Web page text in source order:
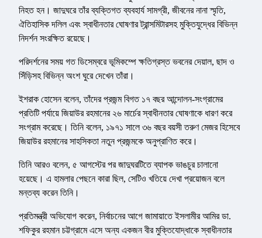
নিহত হন। জাদুঘরে তাঁর ব্যক্তিগত ব্যবহার্য সামগ্রী, জীবনের নানা স্মৃতি,
ঐতিহাসিক দলিল এবং স্বাধীনতার ঘোষণার ট্রান্সমিটারসহ মুক্তিযুদ্ধের বিভিন্ন
নিদর্শন সংরক্ষিত রয়েছে।
পরিদর্শনের সময় গত ডিসেম্বরে ভূমিকম্পে ক্ষতিগ্রস্ত ভবনের দেয়াল, ছাদ ও
সিঁড়িসহ বিভিন্ন অংশ ঘুরে দেখেন তাঁরা।
ইশরাক হোসেন বলেন, তাঁদের প্রজন্ম বিগত ১৭ বছর আন্দোলন-সংগ্রামের
প্রতিটি পর্যায়ে জিয়াউর রহমানের ২৬ মার্চের স্বাধীনতার ঘোষণাকে ধারণ করে
সংগ্রাম করেছে। তিনি বলেন, ১৯৭১ সালে ৩৬ বছর বয়সী তরুণ মেজর হিসেবে
জিয়াউর রহমানের সাহসিকতা নতুন প্রজন্মকে অনুপ্রাণিত করে।
তিনি আরও বলেন, ৫ আগস্টের পর জাদুঘরটিতে ব্যাপক ভাঙচুর চালানো
হয়েছে। এ হামলার পেছনে কারা ছিল, সেটিও খতিয়ে দেখা প্রয়োজন বলে
মন্তব্য করেন তিনি।
প্রতিমন্ত্রী অভিযোগ করেন, নির্বাচনের আগে জামায়াতে ইসলামীর আমির ডা.
শফিকুর রহমান চট্টগ্রামে এসে অন্য একজন বীর মুক্তিযোদ্ধাকে স্বাধীনতার